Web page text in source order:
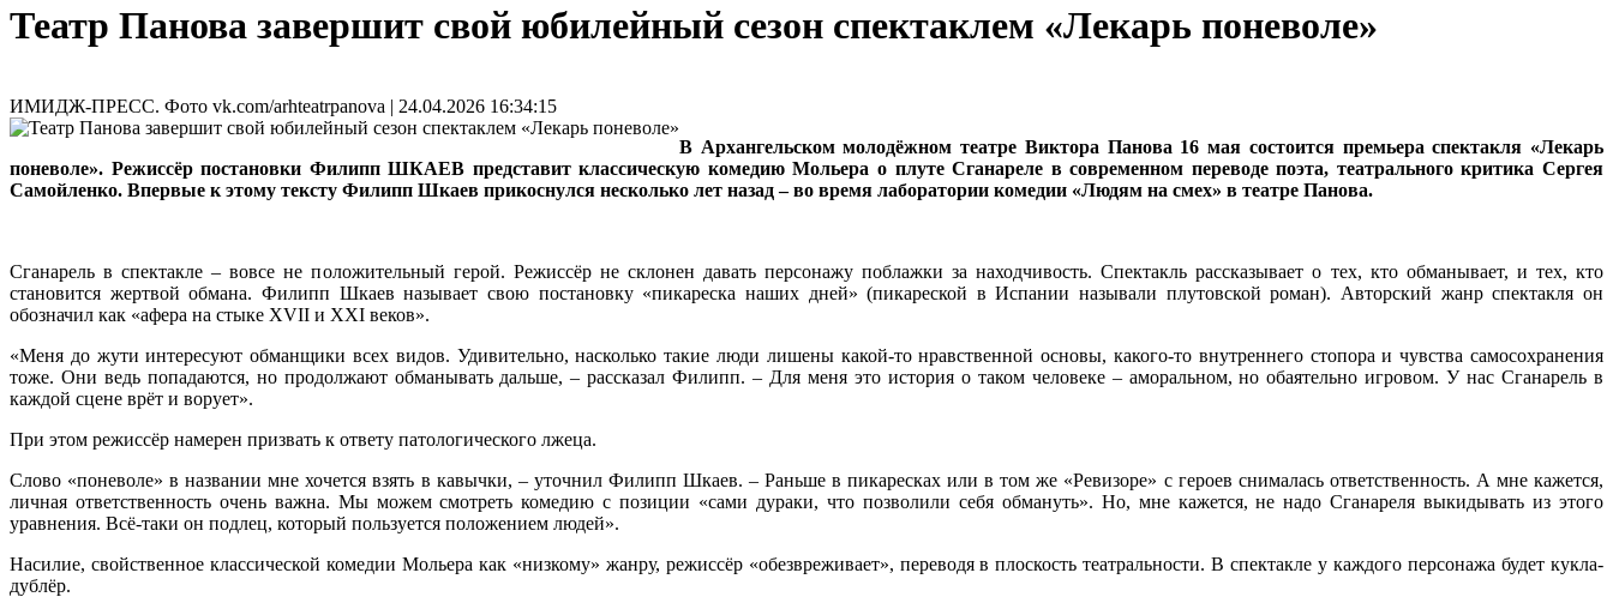
Театр Панова завершит свой юбилейный сезон спектаклем «Лекарь поневоле»
ИМИДЖ-ПРЕСС. Фото vk.com/arhteatrpanova | 24.04.2026 16:34:15
В Архангельском молодёжном театре Виктора Панова 16 мая состоится премьера спектакля «Лекарь
поневоле». Режиссёр постановки Филипп ШКАЕВ представит классическую комедию Мольера о плуте Сганареле в современном переводе поэта, театрального критика Сергея
Самойленко. Впервые к этому тексту Филипп Шкаев прикоснулся несколько лет назад – во время лаборатории комедии «Людям на смех» в театре Панова.
Сганарель в спектакле – вовсе не положительный герой. Режиссёр не склонен давать персонажу поблажки за находчивость. Спектакль рассказывает о тех, кто обманывает, и тех, кто
становится жертвой обмана. Филипп Шкаев называет свою постановку «пикареска наших дней» (пикареской в Испании называли плутовской роман). Авторский жанр спектакля он
обозначил как «афера на стыке XVII и XXI веков».
«Меня до жути интересуют обманщики всех видов. Удивительно, насколько такие люди лишены какой-то нравственной основы, какого-то внутреннего стопора и чувства самосохранения
тоже. Они ведь попадаются, но продолжают обманывать дальше, – рассказал Филипп. – Для меня это история о таком человеке – аморальном, но обаятельно игровом. У нас Сганарель в
каждой сцене врёт и ворует».
При этом режиссёр намерен призвать к ответу патологического лжеца.
Слово «поневоле» в названии мне хочется взять в кавычки, – уточнил Филипп Шкаев. – Раньше в пикаресках или в том же «Ревизоре» с героев снималась ответственность. А мне кажется,
личная ответственность очень важна. Мы можем смотреть комедию с позиции «сами дураки, что позволили себя обмануть». Но, мне кажется, не надо Сганареля выкидывать из этого
уравнения. Всё-таки он подлец, который пользуется положением людей».
Насилие, свойственное классической комедии Мольера как «низкому» жанру, режиссёр «обезвреживает», переводя в плоскость театральности. В спектакле у каждого персонажа будет кукла-
дублёр.